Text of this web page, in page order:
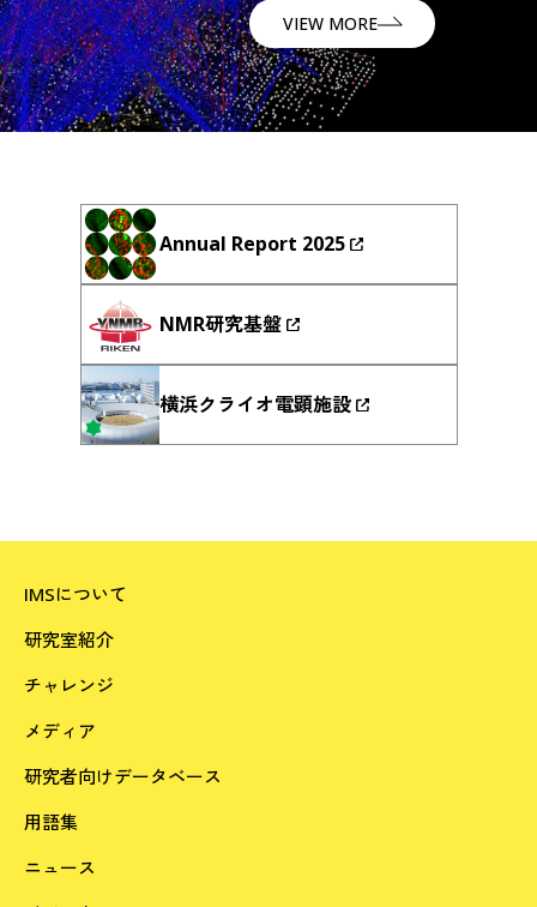
VIEW MORE
Annual Report 2025
NMR研究基盤
横浜クライオ電顕施設
IMSについて
研究室紹介
チャレンジ
メディア
研究者向けデータベース
用語集
ニュース